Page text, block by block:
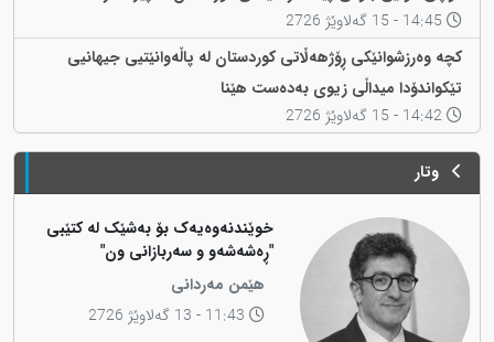
کچە وەرزشوانێکی ڕۆژهەڵاتی کوردستان لە پاڵەوانێتیی جیهانیی
تێکواندۆدا میداڵی زیوی بەدەست هێنا
وتار
خوێندنەوەیەک بۆ بەشێک لە کتێبی
"ڕەشەشەو و سەربازانی ون"
هێمن مەردانی